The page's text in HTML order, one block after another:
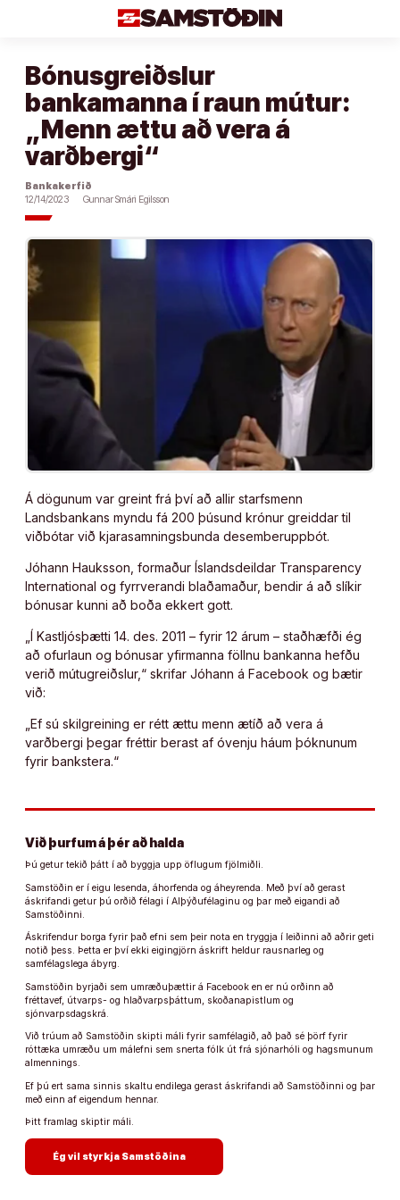
Bónusgreiðslur
bankamanna í raun mútur:
„Menn ættu að vera á
varðbergi“
Bankakerfið
12/14/2023
Gunnar Smári Egilsson
Á dögunum var greint frá því að allir starfsmenn
Landsbankans myndu fá 200 þúsund krónur greiddar til
viðbótar við kjarasamningsbunda desemberuppbót.
Jóhann Hauksson, formaður Íslandsdeildar Transparency
International og fyrrverandi blaðamaður, bendir á að slíkir
bónusar kunni að boða ekkert gott.
„Í Kastljósþætti 14. des. 2011 – fyrir 12 árum – staðhæfði ég
að ofurlaun og bónusar yfirmanna föllnu bankanna hefðu
verið mútugreiðslur,“ skrifar Jóhann á Facebook og bætir
við:
„Ef sú skilgreining er rétt ættu menn ætíð að vera á
varðbergi þegar fréttir berast af óvenju háum þóknunum
fyrir bankstera.“
Við þurfum á þér að halda
Þú getur tekið þátt í að byggja upp öflugum fjölmiðli.
Samstöðin er í eigu lesenda, áhorfenda og áheyrenda. Með því að gerast
áskrifandi getur þú orðið félagi í Alþýðufélaginu og þar með eigandi að
Samstöðinni.
Áskrifendur borga fyrir það efni sem þeir nota en tryggja í leiðinni að aðrir geti
notið þess. Þetta er því ekki eigingjörn áskrift heldur rausnarleg og
samfélagslega ábyrg.
Samstöðin byrjaði sem umræðuþættir á Facebook en er nú orðinn að
fréttavef, útvarps- og hlaðvarpsþáttum, skoðanapistlum og
sjónvarpsdagskrá.
Við trúum að Samstöðin skipti máli fyrir samfélagið, að það sé þörf fyrir
róttæka umræðu um málefni sem snerta fólk út frá sjónarhóli og hagsmunum
almennings.
Ef þú ert sama sinnis skaltu endilega gerast áskrifandi að Samstöðinni og þar
með einn af eigendum hennar.
Þitt framlag skiptir máli.
Ég vil styrkja Samstöðina